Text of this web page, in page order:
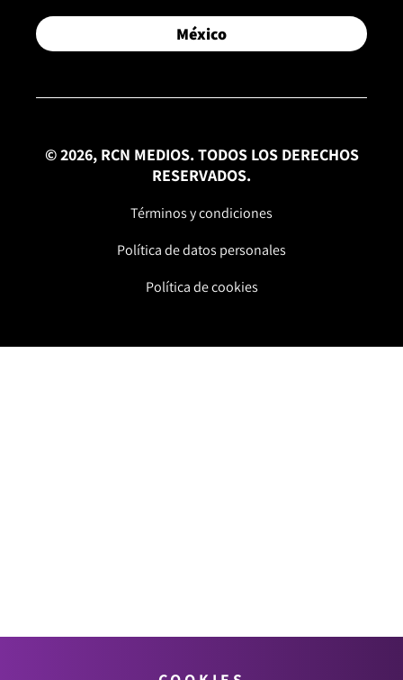
México
© 2026, RCN MEDIOS. TODOS LOS DERECHOS
RESERVADOS.
Términos y condiciones
Política de datos personales
Política de cookies